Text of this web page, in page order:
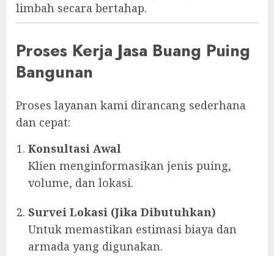
limbah secara bertahap.
Proses Kerja Jasa Buang Puing
Bangunan
Proses layanan kami dirancang sederhana
dan cepat:
Konsultasi Awal
Klien menginformasikan jenis puing,
volume, dan lokasi.
Survei Lokasi (Jika Dibutuhkan)
Untuk memastikan estimasi biaya dan
armada yang digunakan.